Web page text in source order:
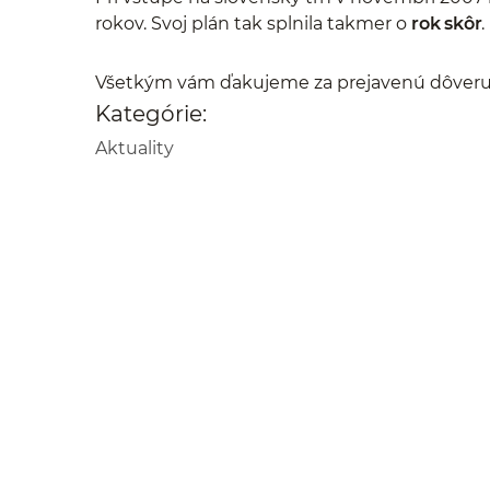
rokov. Svoj plán tak splnila takmer o rok skôr.
Všetkým vám ďakujeme za prejavenú
Kategórie:
Aktuality